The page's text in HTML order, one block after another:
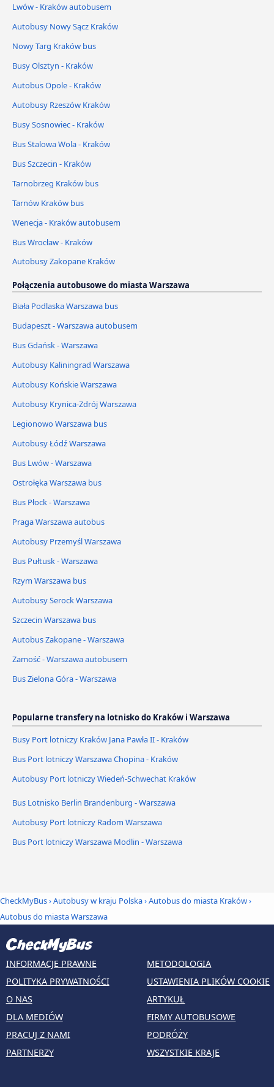
Lwów - Kraków autobusem
Autobusy Nowy Sącz Kraków
Nowy Targ Kraków bus
Busy Olsztyn - Kraków
Autobus Opole - Kraków
Autobusy Rzeszów Kraków
Busy Sosnowiec - Kraków
Bus Stalowa Wola - Kraków
Bus Szczecin - Kraków
Tarnobrzeg Kraków bus
Tarnów Kraków bus
Wenecja - Kraków autobusem
Bus Wrocław - Kraków
Autobusy Zakopane Kraków
Połączenia autobusowe do miasta Warszawa
Biała Podlaska Warszawa bus
Budapeszt - Warszawa autobusem
Bus Gdańsk - Warszawa
Autobusy Kaliningrad Warszawa
Autobusy Końskie Warszawa
Autobusy Krynica-Zdrój Warszawa
Legionowo Warszawa bus
Autobusy Łódź Warszawa
Bus Lwów - Warszawa
Ostrołęka Warszawa bus
Bus Płock - Warszawa
Praga Warszawa autobus
Autobusy Przemyśl Warszawa
Bus Pułtusk - Warszawa
Rzym Warszawa bus
Autobusy Serock Warszawa
Szczecin Warszawa bus
Autobus Zakopane - Warszawa
Zamość - Warszawa autobusem
Bus Zielona Góra - Warszawa
Popularne transfery na lotnisko do Kraków i Warszawa
Busy Port lotniczy Kraków Jana Pawła II - Kraków
Bus Port lotniczy Warszawa Chopina - Kraków
Autobusy Port lotniczy Wiedeń-Schwechat Kraków
Bus Lotnisko Berlin Brandenburg - Warszawa
Autobusy Port lotniczy Radom Warszawa
Bus Port lotniczy Warszawa Modlin - Warszawa
CheckMyBus›Autobusy w kraju Polska›Autobus do miasta Kraków›
Autobus do miasta Warszawa
INFORMACJE PRAWNE
POLITYKA PRYWATNOŚCI
O NAS
DLA MEDIÓW
PRACUJ Z NAMI
PARTNERZY
METODOLOGIA
USTAWIENIA PLIKÓW COOKIE
ARTYKUŁ
FIRMY AUTOBUSOWE
PODRÓŻY
WSZYSTKIE KRAJE